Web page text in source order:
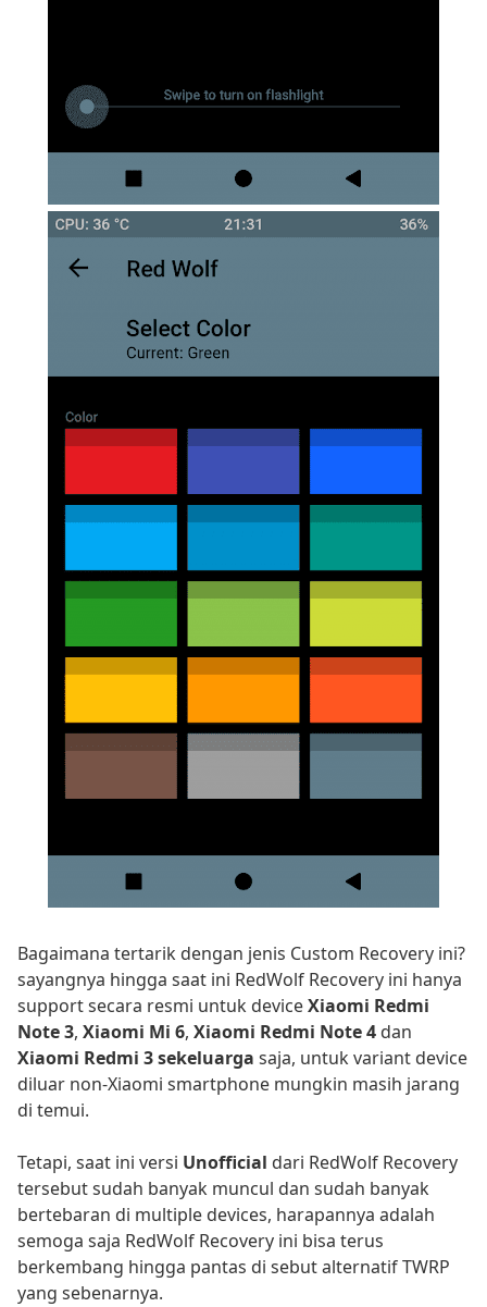
Bagaimana tertarik dengan jenis Custom Recovery ini?
sayangnya hingga saat ini RedWolf Recovery ini hanya
support secara resmi untuk deviceXiaomi Redmi
Note 3, Xiaomi Mi 6, Xiaomi Redmi Note 4 dan
Xiaomi Redmi 3 sekeluarga saja, untuk variant device
diluar non-Xiaomi smartphone mungkin masih jarang
di temui.
Tetapi, saat ini versi Unofficial dari RedWolf Recovery
tersebut sudah banyak muncul dan sudah banyak
bertebaran di multiple devices, harapannya adalah
semoga saja RedWolf Recovery ini bisa terus
berkembang hingga pantas di sebut alternatif TWRP
yang sebenarnya.